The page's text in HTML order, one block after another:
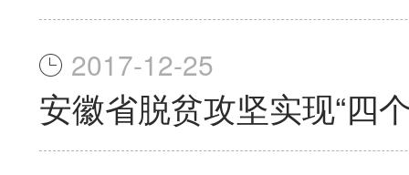
2017-12-25
安徽省脱贫攻坚实现“四